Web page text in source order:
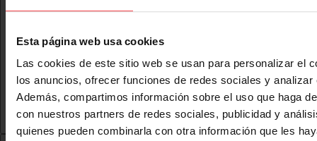
Esta página web usa cookies
Las cookies de este sitio web se usan para personalizar el
los anuncios, ofrecer funciones de redes sociales y analizar
Además, compartimos información sobre el uso que haga
con nuestros partners de redes sociales, publicidad y
quienes pueden combinarla con otra información que les